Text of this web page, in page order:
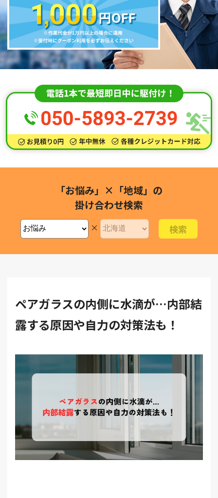
「お悩み」×「地域」の
掛け合わせ検索
×
ペアガラスの内側に水滴が…内部結
露する原因や自力の対策法も！